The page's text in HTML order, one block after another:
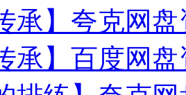
承】夸克网
承】百度网